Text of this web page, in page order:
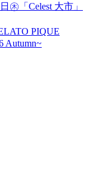
㊍「Celest 大市」
PIQUE
Autumn~